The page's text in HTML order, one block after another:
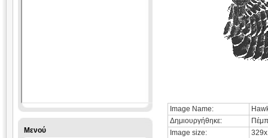
Μενού
Image Name:
Δημιουργήθηκε:
Image size: